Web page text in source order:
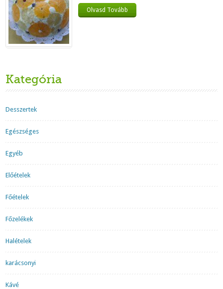
Olvasd Tovább
Kategória
Desszertek
Egészséges
Egyéb
Előételek
Főételek
Főzelékek
Halételek
karácsonyi
Kávé